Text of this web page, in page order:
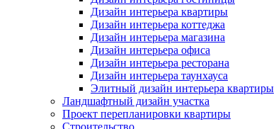
Дизайн интерьера квартиры
Дизайн интерьера коттеджа
Дизайн интерьера магазина
Дизайн интерьера офиса
Дизайн интерьера ресторана
Дизайн интерьера таунхауса
Элитный дизайн интерьера квартиры
Ландшафтный дизайн участка
Проект перепланировки квартиры
Строительство